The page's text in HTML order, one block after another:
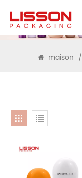
maison /